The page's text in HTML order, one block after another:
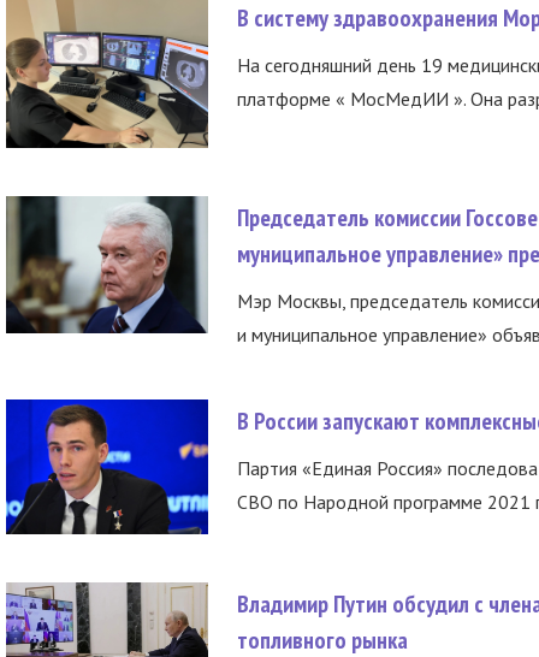
В систему здравоохранения
На сегодняшний день 19
платформе « МосМедИИ ». Она
Председатель комиссии
муниципальное управление»
Мэр Москвы, председатель
и муниципальное управление»
В России запускают
Партия «Единая Россия»
СВО по Народной программе 2021
Владимир Путин обсудил с
топливного рынка